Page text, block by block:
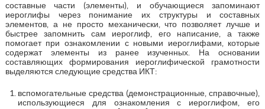
составные части (элементы), и обучающиеся запоминают
иероглифы через понимание их структуры и составных
элементов, а не просто механически, что позволяет лучше и
быстрее запомнить сам иероглиф, его написание, а также
помогает при ознакомлении с новыми иероглифами, которые
содержат элементы из ранее изученных. На основании
составляющих формирования иероглифической грамотности
выделяются следующие средства ИКТ:
вспомогательные средства (демонстрационные, справочные),
использующиеся для ознакомления с иероглифом, его